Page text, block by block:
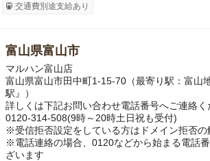
交通費別途支給あり
富山県富山市
マルハン富山店
富山県富山市田中町1-15-70（最寄り駅：富山
駅』）
詳しくは下記お問い合わせ電話番号へご連絡く
0120-314-508(9時～20時土日祝も受付)
※受信拒否設定をしている方はドメイン拒否の
※電話連絡の場合、0120などから始まる電話
ざいます